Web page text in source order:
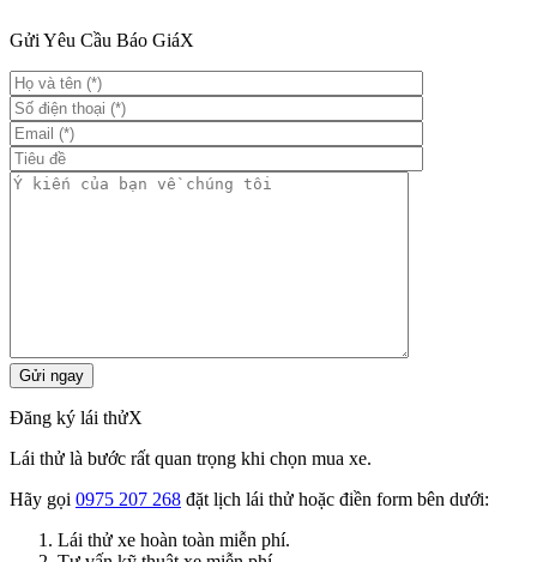
Gửi Yêu Cầu Báo GiáX
Đăng ký lái thửX
Lái thử là bước rất quan trọng khi chọn mua xe.
Hãy gọi 0975 207 268 đặt lịch lái thử hoặc điền form bên dưới:
Lái thử xe hoàn toàn miễn phí.